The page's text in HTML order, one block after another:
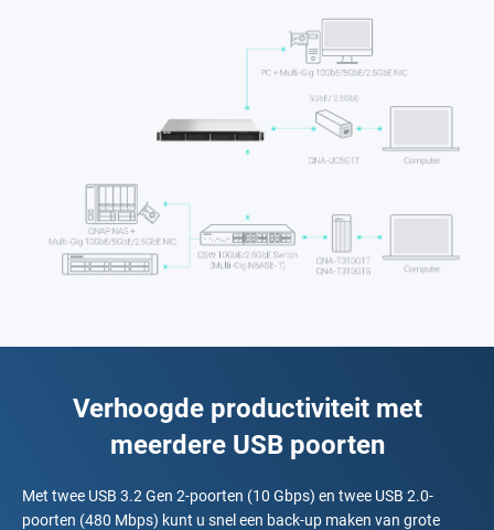
Verhoogde productiviteit met
meerdere USB poorten
Met twee USB 3.2 Gen 2-poorten (10 Gbps) en twee USB 2.0-
poorten (480 Mbps) kunt u snel een back-up maken van grote